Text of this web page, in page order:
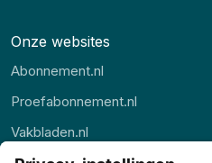
Onze websites
Abonnement.nl
Proefabonnement.nl
Vakbladen.nl